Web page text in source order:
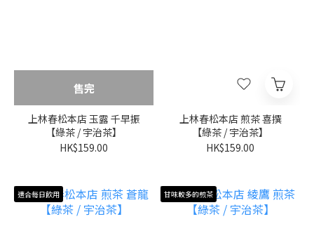
售完
上林春松本店 玉露 千早振
【綠茶 / 宇治茶】
HK$159.00
上林春松本店 煎茶 喜撰
【綠茶 / 宇治茶】
HK$159.00
適合每日飲用 甘味較多的煎茶